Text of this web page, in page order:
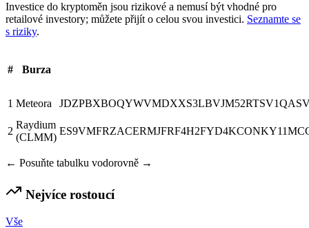
Investice do kryptoměn jsou rizikové a nemusí být vhodné pro
retailové investory; můžete přijít o celou svou investici. Seznamte se
s riziky.
# Burza
1 Meteora
2
Raydium
(CLMM)
← Posuňte tabulku vodorovně →
Nejvíce rostoucí
Vše